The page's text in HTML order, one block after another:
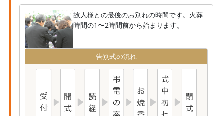
故人様との最後のお別れの時間です。火葬
時間の1〜2時間前から始まります。
告別式の流れ